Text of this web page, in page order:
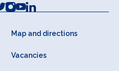
Map and directions
Vacancies